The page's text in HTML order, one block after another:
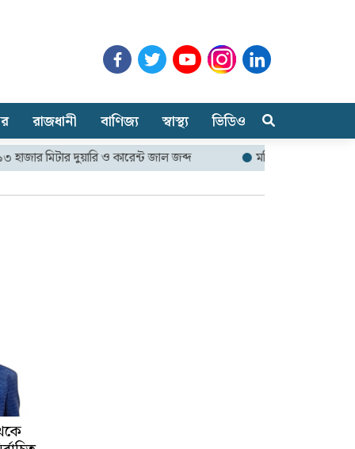
রাজধানী বাণিজ্য স্বাস্থ্য ভিডিও
দুয়ারি ও কারেন্ট জাল জব্দ মনিরামপুরে ফ্যামিলি কার্ড